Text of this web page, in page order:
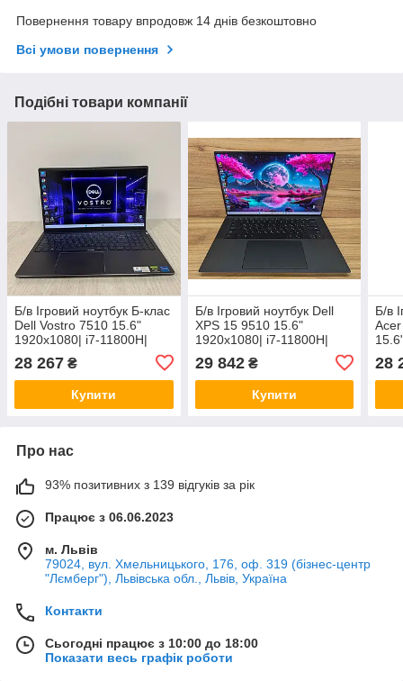
Повернення товару впродовж 14 днів безкоштовно
Всі умови повернення
Подібні товари компанії
Б/в Ігровий ноутбук Б-клас
Dell Vostro 7510 15.6"
1920x1080| i7-11800H|
16GB RAM| 512GB SSD|
RTX 3050 Ti 4GB
28 267 ₴
Купити
Б/в Ігровий ноутбук Dell
XPS 15 9510 15.6"
1920x1080| i7-11800H|
16GB RAM| 512GB SSD|
RTX 3050 Ti 4GB
29 842₴
Купити
Б/в
4GB
28
Про нас
93% позитивних з 139 відгуків за рік
Працює з 06.06.2023
м. Львів
79024, вул. Хмельницького, 176, оф. 319 (бізнес-центр
"Лємберг"), Львівська обл., Львів, Україна
Контакти
Сьогодні працює з 10:00 до 18:00
Показати весь графік роботи